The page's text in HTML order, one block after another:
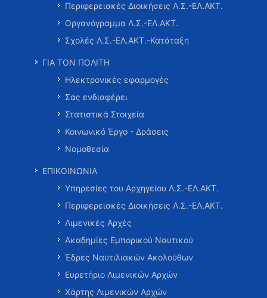
Περιφερειακές Διοικήσεις Λ.Σ.-ΕΛ.ΑΚΤ.
Οργανόγραμμα Λ.Σ.-ΕΛ.ΑΚΤ.
Σχολές Λ.Σ.-ΕΛ.ΑΚΤ.-Κατάταξη
ΓΙΑ ΤΟΝ ΠΟΛΙΤΗ
Ηλεκτρονικές εφαρμογές
Σας ενδιαφέρει
Στατιστικά Στοιχεία
Κοινωνικό Έργο - Δράσεις
Νομοθεσία
ΕΠΙΚΟΙΝΩΝΙΑ
Υπηρεσίες του Αρχηγείου Λ.Σ.-ΕΛ.ΑΚΤ.
Περιφερειακές Διοικήσεις Λ.Σ.-ΕΛ.ΑΚΤ.
Λιμενικές Αρχές
Ακαδημίες Εμπορικού Ναυτικού
Έδρες Ναυτιλιακών Ακολούθων
Ευρετήριο Λιμενικών Αρχών
Χάρτης Λιμενικών Αρχών